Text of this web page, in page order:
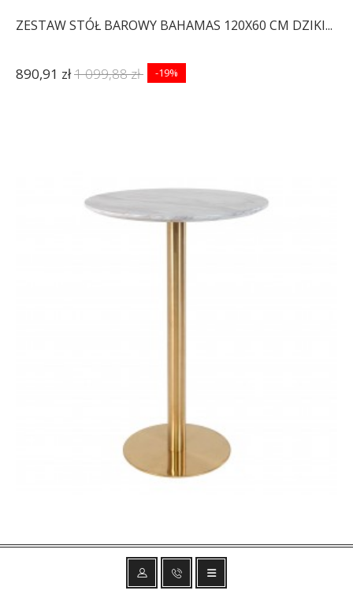
ZESTAW STÓŁ BAROWY BAHAMAS 120X60 CM DZIKI...
890,91 zł1 099,88 zł -19%
STÓŁ BAROWY BOLZANO 70 CM BIAŁY